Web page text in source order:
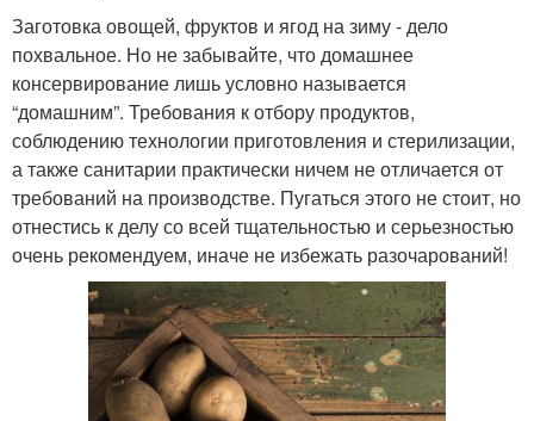
Заготовка овощей, фруктов и ягод на зиму - дело
похвальное. Но не забывайте, что домашнее
консервирование лишь условно называется
“домашним”. Требования к отбору продуктов,
соблюдению технологии приготовления и стерилизации,
а также санитарии практически ничем не отличается от
требований на производстве. Пугаться этого не стоит, но
отнестись к делу со всей тщательностью и серьезностью
очень рекомендуем, иначе не избежать разочарований!